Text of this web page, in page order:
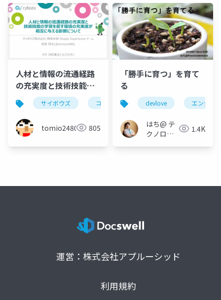
人材と情報の流通経路
の充実度と技術技能の
学習を促す環境の充実
度が相互に与える影響
について
サイボウズ コミュニティ community
tomio2480 805
「勝手に育つ」を育て
る
devlove エンジニ
はち@ テ
クノロジ
1.4K
運営：株式会社アプルーシッド
利用規約